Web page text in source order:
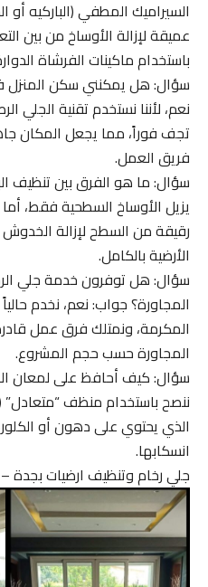
السيراميك المطفي (الباركيه أو
عميقة لإزالة الأوساخ من بين
باستخدام ماكينات الفرشاة الدوارة.
سؤال: هل يمكنني سكن المنزل
نعم، لأننا نستخدم تقنية الجلي
تجف فوراً، مما يجعل المكان
فريق العمل.
سؤال: ما هو الفرق بين تنظيف
يزيل الأوساخ السطحية فقط،
رقيقة من السطح لإزالة الخدوش
الأرضية بالكامل.
سؤال: هل توفرون خدمة جلي
المجاورة؟ جواب: نعم، نخدم
المكرمة، ونمتلك فرق عمل
المجاورة حسب حجم المشروع.
سؤال: كيف أحافظ على لمعان
الذي يحتوي على دهون أو
انسكابها.
جلي رخام وتنظيف ارضيات بجدة – 0543626173